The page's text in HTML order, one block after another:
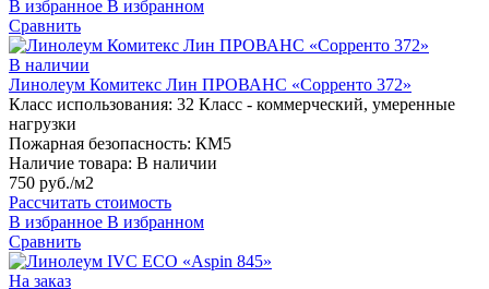
В избранное В избранном
Сравнить
В наличии
Линолеум Комитекс Лин ПРОВАНС «Сорренто 372»
Класс использования: 32 Класс - коммерческий, умеренные
нагрузки
Пожарная безопасность: КМ5
Наличие товара: В наличии
750 руб./м2
Рассчитать стоимость
В избранное В избранном
Сравнить
На заказ